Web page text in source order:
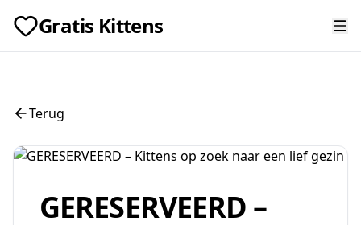
Gratis Kittens
Terug
GERESERVEERD –